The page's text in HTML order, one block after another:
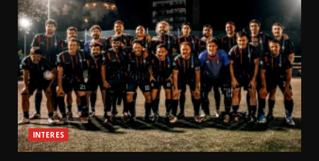
INTERES